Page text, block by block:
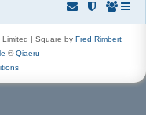
| Square by Fred Rimbert
©Qiaeru